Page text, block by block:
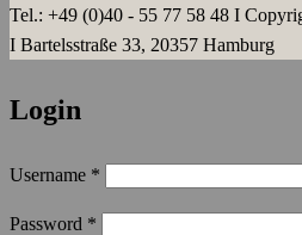
Tel.: +49 (0)40 - 55 77 58 48 I
I Bartelsstraße 33, 20357 Hamburg
Login
Username *
Password *